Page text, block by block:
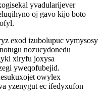
yvadularijever
oj gavo kijo boto
exod izubolupuc vymysosy
nozucydonedu
xiryfu joxysa
yweqofubejid.
owylex
yzenygut ec ifedyxufon